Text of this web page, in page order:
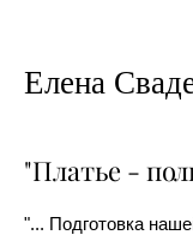
Елена
"Платье -
"... Подготовка